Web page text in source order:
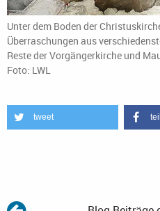
Unter dem Boden der
Überraschungen aus
Reste der Vorgängerkirche und
Foto: LWL
tweet